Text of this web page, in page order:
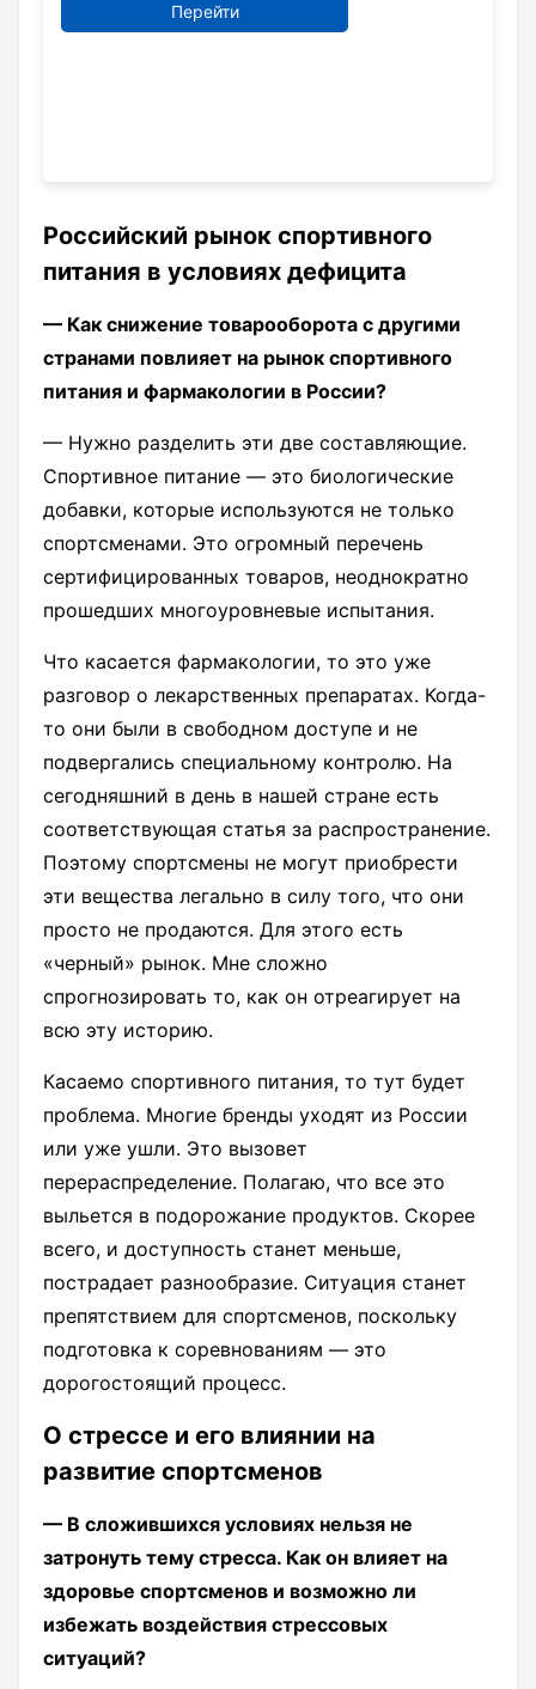
Перейти
Российский рынок спортивного
питания в условиях дефицита
— Как снижение товарооборота с другими
странами повлияет на рынок спортивного
питания и фармакологии в России?
— Нужно разделить эти две составляющие.
Спортивное питание — это биологические
добавки, которые используются не только
спортсменами. Это огромный перечень
сертифицированных товаров, неоднократно
прошедших многоуровневые испытания.
Что касается фармакологии, то это уже
разговор о лекарственных препаратах. Когда-
то они были в свободном доступе и не
подвергались специальному контролю. На
сегодняшний в день в нашей стране есть
соответствующая статья за распространение.
Поэтому спортсмены не могут приобрести
эти вещества легально в силу того, что они
просто не продаются. Для этого есть
«черный» рынок. Мне сложно
спрогнозировать то, как он отреагирует на
всю эту историю.
Касаемо спортивного питания, то тут будет
проблема. Многие бренды уходят из России
или уже ушли. Это вызовет
перераспределение. Полагаю, что все это
выльется в подорожание продуктов. Скорее
всего, и доступность станет меньше,
пострадает разнообразие. Ситуация станет
препятствием для спортсменов, поскольку
подготовка к соревнованиям — это
дорогостоящий процесс.
О стрессе и его влиянии на
развитие спортсменов
— В сложившихся условиях нельзя не
затронуть тему стресса. Как он влияет на
здоровье спортсменов и возможно ли
избежать воздействия стрессовых
ситуаций?